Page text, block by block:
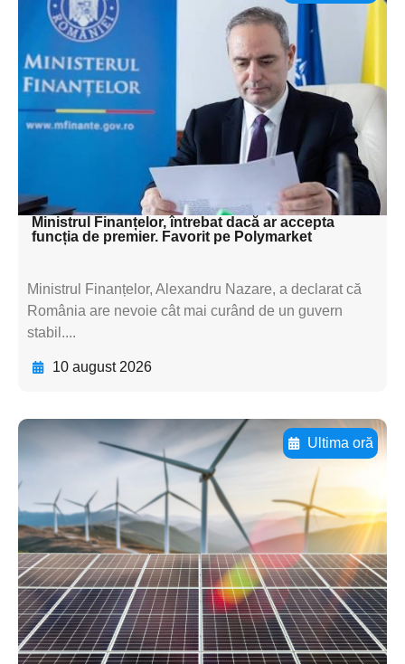
Adaugă aici textul pentru
subtitluAdaugă aici
textul pentru
subtitluAdaugă aici
textul pentru
subtitluAdaugă aici
textul pentru subti
Ministrul Finanțelor, întrebat dacă ar accepta
funcția de premier. Favorit pe Polymarket
Ministrul Finanțelor, Alexandru Nazare, a declarat că
România are nevoie cât mai curând de un guvern
stabil....
10 august 2026
Ultima oră
Adaugă aici textul pentru
subtitluAdaugă aici
textul pentru
subtitluAdaugă aici
textul pentru
subtitluAdaugă aici
textul pentru subti